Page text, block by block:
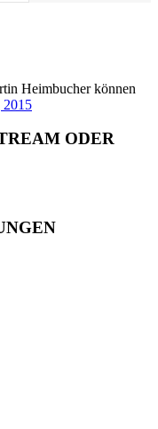
Heimbucher können
2015
ODER